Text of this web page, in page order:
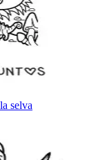
selva